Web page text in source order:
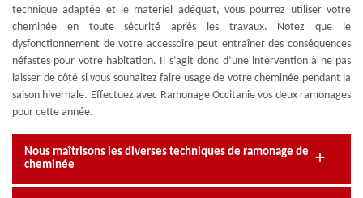
technique adaptée et le matériel adéquat, vous pourrez utiliser votre
cheminée en toute sécurité après les travaux. Notez que le
dysfonctionnement de votre accessoire peut entraîner des conséquences
néfastes pour votre habitation. Il s’agit donc d’une intervention à ne pas
laisser de côté si vous souhaitez faire usage de votre cheminée pendant la
saison hivernale. Effectuez avec Ramonage Occitanie vos deux ramonages
pour cette année.
Nous maîtrisons les diverses techniques de ramonage de
cheminée